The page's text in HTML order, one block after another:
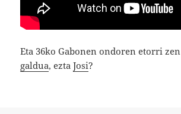
Eta 36ko Gabonen ondoren etorri zen
galdua, eztaJosi?